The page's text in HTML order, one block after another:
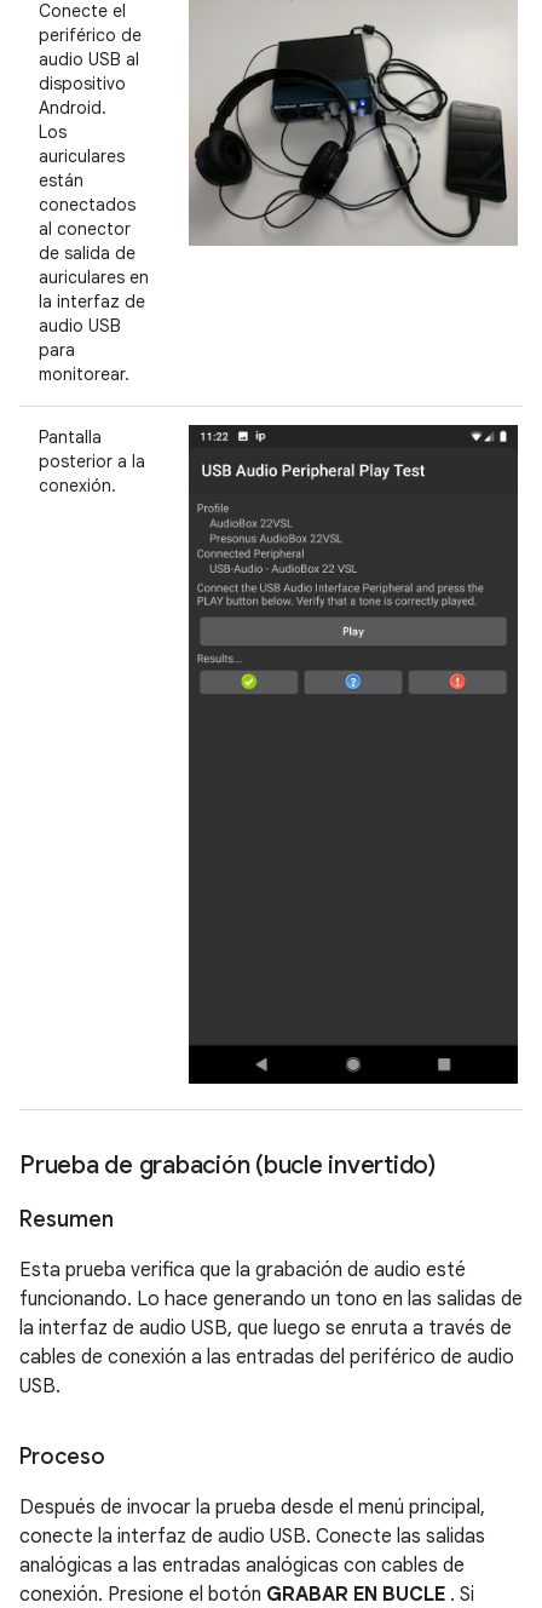
Conecte el
periférico de
audio USB al
dispositivo
Android.
Los
auriculares
están
conectados
al conector
de salida de
auriculares en
la interfaz de
audio USB
para
monitorear.
Pantalla
posterior a la
conexión.
Prueba de grabación (bucle invertido)
Resumen
Esta prueba verifica que la grabación de audio esté
funcionando. Lo hace generando un tono en las salidas de
la interfaz de audio USB, que luego se enruta a través de
cables de conexión a las entradas del periférico de audio
USB.
Proceso
Después de invocar la prueba desde el menú principal,
conecte la interfaz de audio USB. Conecte las salidas
analógicas a las entradas analógicas con cables de
conexión. Presione el botón GRABAR EN BUCLE . Si